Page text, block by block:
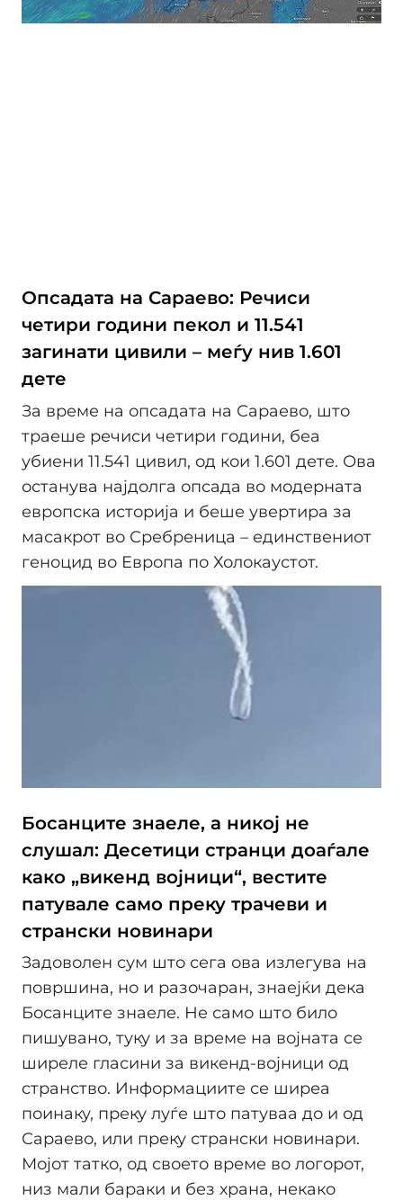
Опсадата на Сараево: Речиси
четири години пекол и 11.541
загинати цивили – меѓу нив 1.601
дете
За време на опсадата на Сараево, што
траеше речиси четири години, беа
убиени 11.541 цивил, од кои 1.601 дете. Ова
останува најдолга опсада во модерната
европска историја и беше увертира за
масакрот во Сребреница – единствениот
геноцид во Европа по Холокаустот.
Босанците знаеле, а никој не
слушал: Десетици странци доаѓале
како „викенд војници“, вестите
патувале само преку трачеви и
странски новинари
Задоволен сум што сега ова излегува на
површина, но и разочаран, знаејќи дека
Босанците знаеле. Не само што било
пишувано, туку и за време на војната се
ширеле гласини за викенд-војници од
странство. Информациите се ширеа
поинаку, преку луѓе што патуваа до и од
Сараево, или преку странски новинари.
Мојот татко, од своето време во логорот,
низ мали бараки и без храна, некако